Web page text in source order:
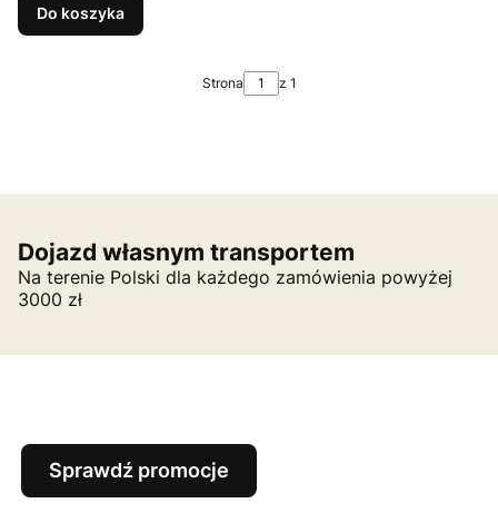
Do koszyka
Strona z 1
Dojazd własnym transportem
Na terenie Polski dla każdego zamówienia powyżej
3000 zł
Sprawdź promocje